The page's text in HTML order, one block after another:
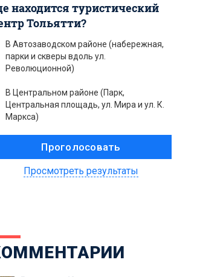
находится туристический
Тольятти?
В Автозаводском районе (набережная,
парки и скверы вдоль ул.
Революционной)
В Центральном районе (Парк,
Центральная площадь, ул. Мира и ул. К.
Маркса)
Просмотреть результаты